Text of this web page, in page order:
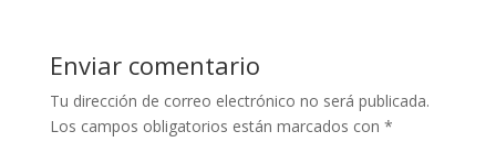
Enviar comentario
Tu dirección de correo electrónico no será publicada.
Los campos obligatorios están marcados con *